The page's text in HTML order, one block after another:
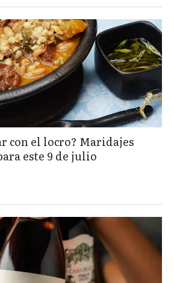
con el locro? Maridajes
este 9 de julio